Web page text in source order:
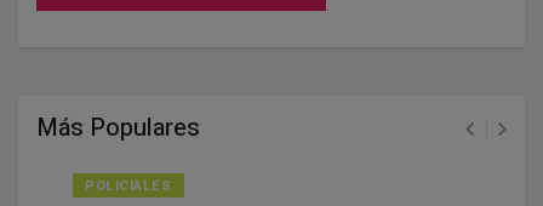
Más Populares
POLICIALES